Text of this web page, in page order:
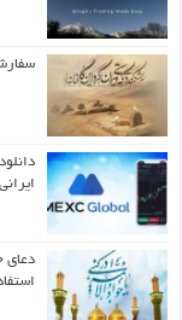
ایرانی
دعای